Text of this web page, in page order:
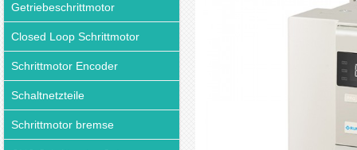
Getriebeschrittmotor
Closed Loop Schrittmotor
Schrittmotor Encoder
Schaltnetzteile
Schrittmotor bremse